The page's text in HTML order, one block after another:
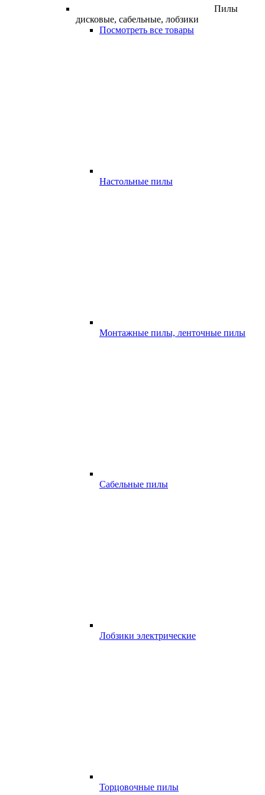
Пилы
дисковые, сабельные, лобзики
Посмотреть все товары
Настольные пилы
Монтажные пилы, ленточные пилы
Сабельные пилы
Лобзики электрические
Торцовочные пилы